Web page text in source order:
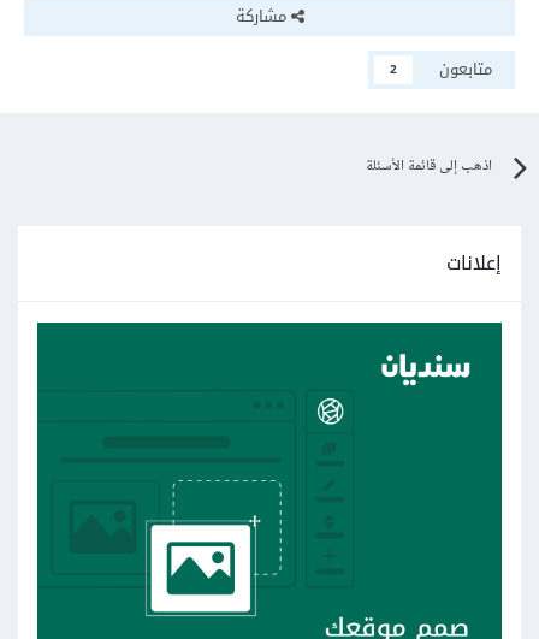
مشاركة
متابعون
2
اذهب إلى قائمة الأسئلة
إعلانات